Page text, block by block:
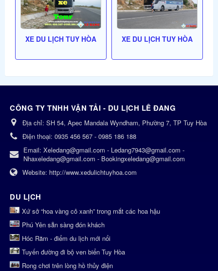
XE DU LỊCH TUY HÒA XE DU LỊCH TUY HÒA
CÔNG TY TNHH VẬN TẢI - DU LỊCH LÊ ĐANG
Địa chỉ: SH 54, Apec Mandala Wyndham, Phường 7, TP Tuy Hòa
Điện thoại: 0935 456 567 - 0985 186 188
Email: Xeledang@gmail.com - Ledang7943@gmail.com -
Nhaxeledang@gmail.com - Bookingxeledang@gmail.com
Website: http://www.xedulichtuyhoa.com
DU LỊCH
Xứ sở “hoa vàng cỏ xanh” trong mắt các hoa hậu
Phú Yên sẵn sàng đón khách
Hóc Răm - điểm du lịch mới nổi
Tuyến đường đi bộ ven biển Tuy Hòa
Rong chơi trên lòng hồ thủy điện